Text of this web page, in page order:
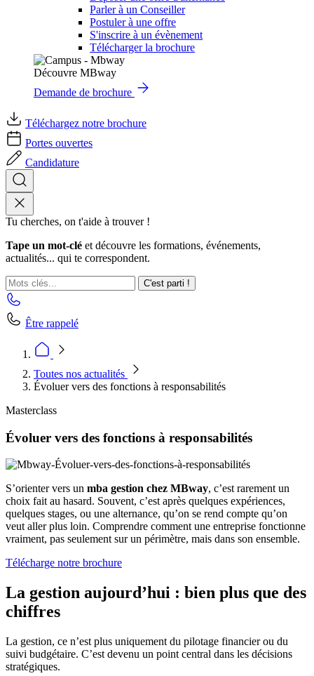
Parler à un Conseiller
Postuler à une offre
S'inscrire à un évènement
Télécharger la brochure
Découvre MBway
Demande de brochure
Téléchargez notre brochure
Portes ouvertes
Candidature
Tu cherches, on t'aide à trouver !
Tape un mot-clé et découvre les formations, événements,
actualités... qui te correspondent.
C'est parti !
Être rappelé
Toutes nos actualités
Évoluer vers des fonctions à responsabilités
Masterclass
Évoluer vers des fonctions à responsabilités
S’orienter vers un mba gestion chez MBway, c’est rarement un
choix fait au hasard. Souvent, c’est après quelques expériences,
quelques stages, ou une alternance, qu’on se rend compte qu’on
veut aller plus loin. Comprendre comment une entreprise fonctionne
vraiment, pas seulement sur un périmètre, mais dans son ensemble.
Télécharge notre brochure
La gestion aujourd’hui : bien plus que des
chiffres
La gestion, ce n’est plus uniquement du pilotage financier ou du
suivi budgétaire. C’est devenu un point central dans les décisions
stratégiques.